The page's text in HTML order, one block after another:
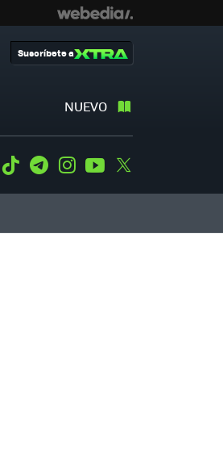
NUEVO
Suscríbete a
WhatsApp
Tiktok TelegramInstagramYoutube